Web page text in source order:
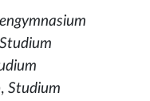
Studium